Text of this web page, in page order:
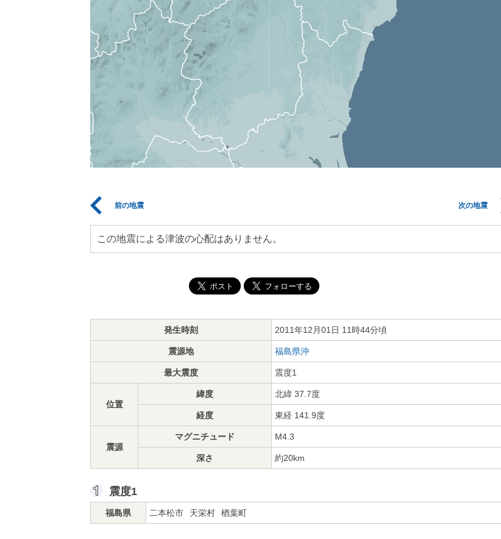
前の地震 次の地震
この地震による津波の心配はありません。
発生時刻 2011年12月01日 11時44分頃
震源地 福島県沖
最大震度 震度1
位置
緯度 北緯 37.7度
経度 東経 141.9度
震源
マグニチュード M4.3
深さ 約20km
震度1
福島県 二本松市 天栄村 楢葉町